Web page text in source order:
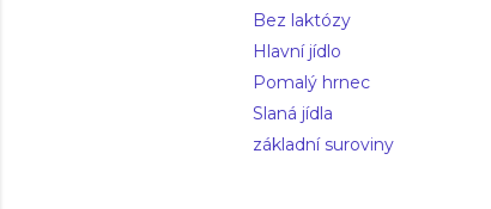
Bez laktózy
Hlavní jídlo
Pomalý hrnec
Slaná jídla
základní suroviny